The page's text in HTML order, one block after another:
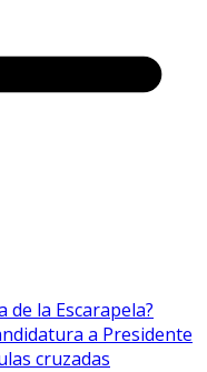
de la Escarapela?
a Presidente
cruzadas